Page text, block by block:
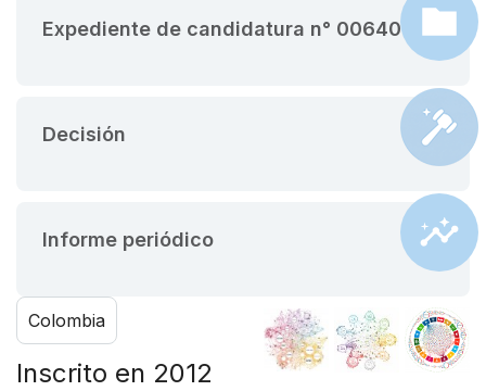
Expediente de candidatura n° 00640
Decisión
Informe periódico
Colombia
Inscrito en 2012